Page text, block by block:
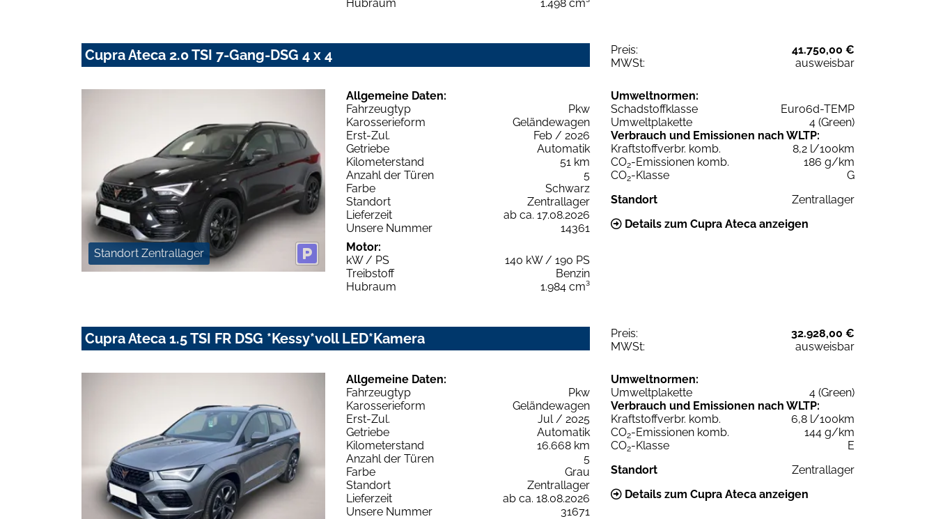
Hubraum
1.498 cm³
Cupra Ateca 2.0 TSI 7-Gang-DSG 4 x 4 Preis:
41.750,00 €
MWSt:
ausweisbar
Standort Zentrallager
Allgemeine Daten:
Fahrzeugtyp
Pkw
Karosserieform
Geländewagen
Erst-Zul.
Feb / 2026
Getriebe
Automatik
Kilometerstand
51 km
Anzahl der Türen
5
Farbe
Schwarz
Standort
Zentrallager
Lieferzeit
ab ca. 17.08.2026
Unsere Nummer
14361
Motor:
kW / PS
140 kW / 190 PS
Treibstoff
Benzin
Hubraum
1.984 cm³
Umweltnormen:
Schadstoffklasse
Euro6d-TEMP
Umweltplakette
4 (Green)
Verbrauch und Emissionen nach WLTP:
Kraftstoffverbr. komb.
8,2 l/100km
CO2-Emissionen komb.
186 g/km
CO2-Klasse
G
Standort
Zentrallager
Details zum Cupra Ateca anzeigen
Cupra Ateca 1.5 TSI FR DSG *Kessy*voll LED*Kamera Preis:
32.928,00 €
MWSt:
ausweisbar
Allgemeine Daten:
Fahrzeugtyp
Pkw
Karosserieform
Geländewagen
Erst-Zul.
Jul / 2025
Getriebe
Automatik
Kilometerstand
16.668 km
Anzahl der Türen
5
Farbe
Grau
Standort
Zentrallager
Lieferzeit
ab ca. 18.08.2026
Unsere Nummer
31671
Umweltnormen:
Umweltplakette
4 (Green)
Verbrauch und Emissionen nach WLTP:
Kraftstoffverbr. komb.
6,8 l/100km
CO2-Emissionen komb.
144 g/km
CO2-Klasse
E
Standort
Zentrallager
Details zum Cupra Ateca anzeigen